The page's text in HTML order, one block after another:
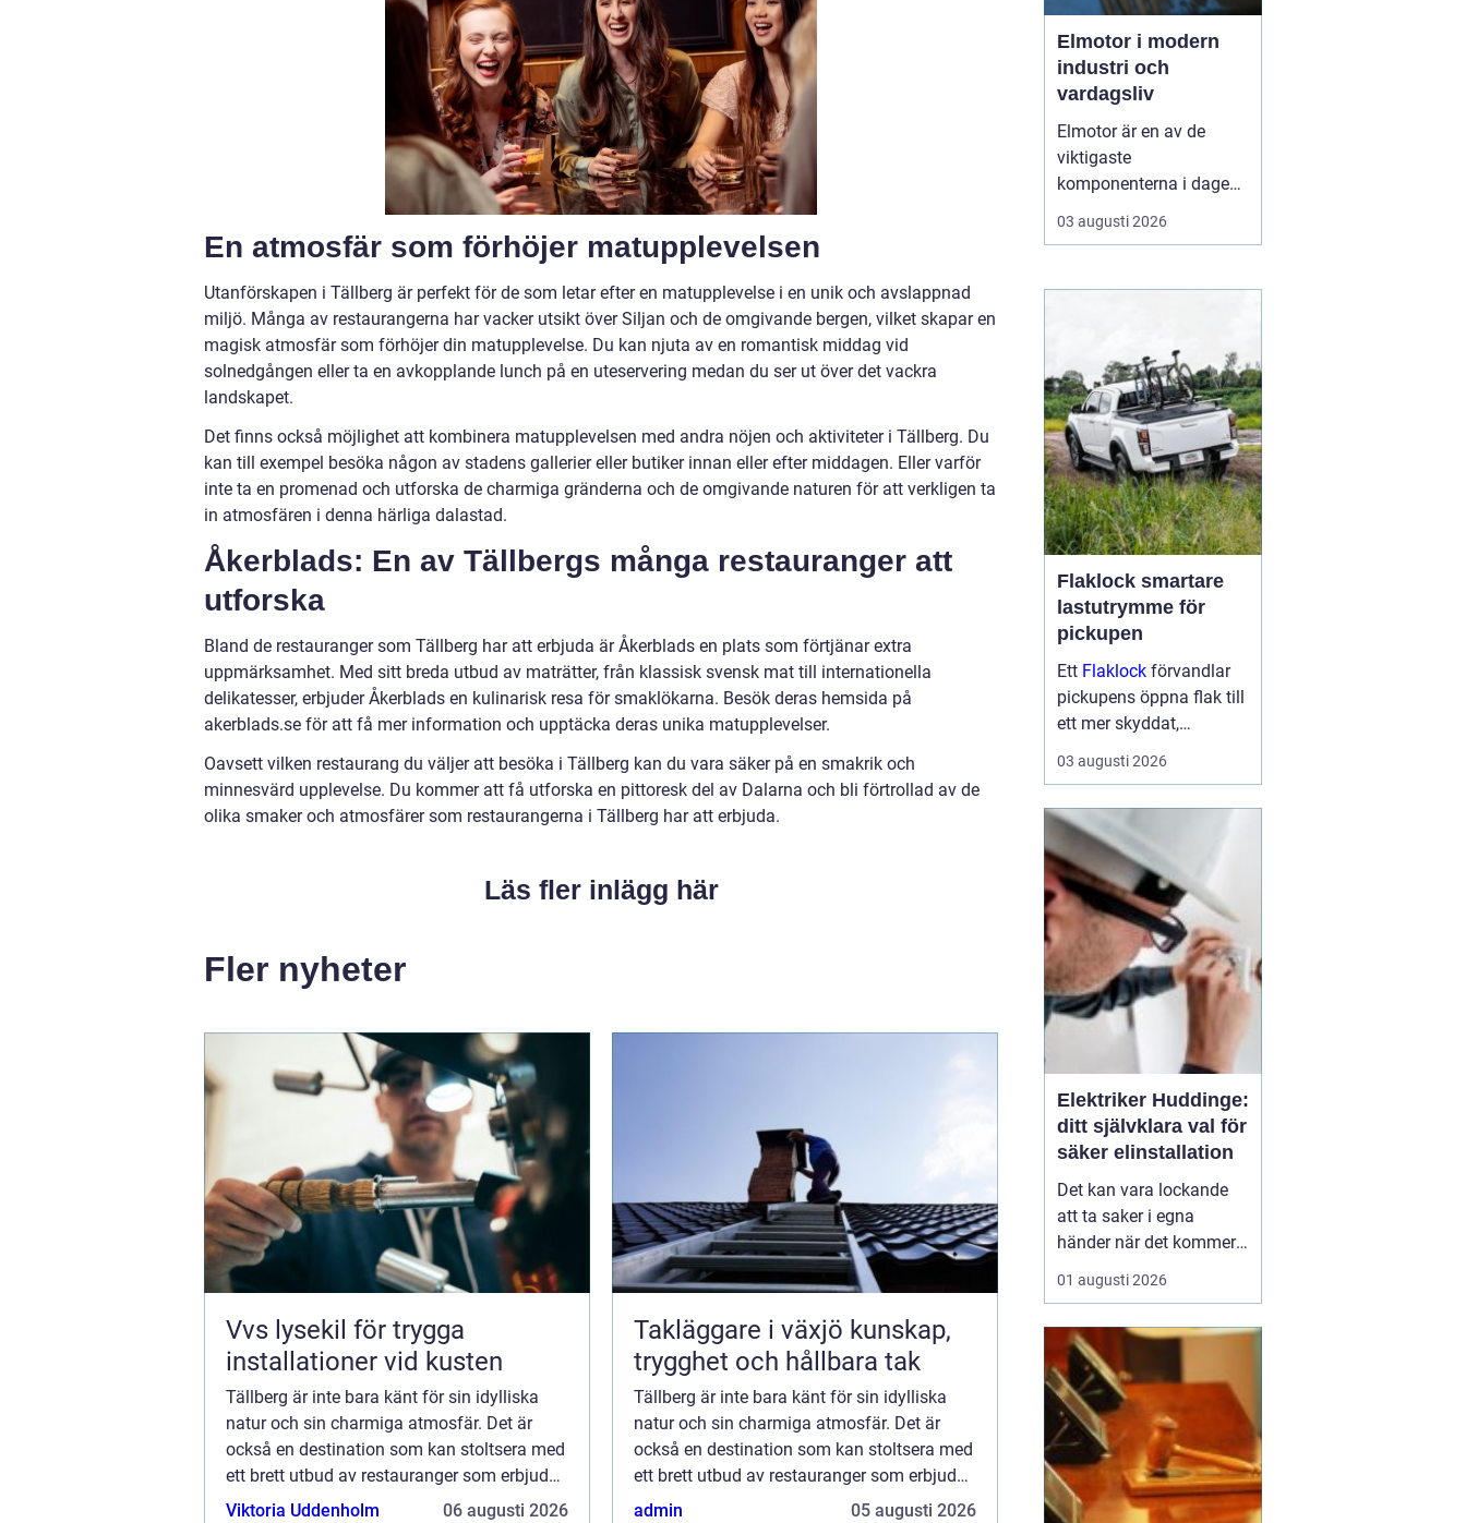
En atmosfär som förhöjer matupplevelsen
Utanförskapen i Tällberg är perfekt för de som letar efter en matupplevelse i en unik och avslappnad
miljö. Många av restaurangerna har vacker utsikt över Siljan och de omgivande bergen, vilket skapar en
magisk atmosfär som förhöjer din matupplevelse. Du kan njuta av en romantisk middag vid
solnedgången eller ta en avkopplande lunch på en uteservering medan du ser ut över det vackra
landskapet.
Det finns också möjlighet att kombinera matupplevelsen med andra nöjen och aktiviteter i Tällberg. Du
kan till exempel besöka någon av stadens gallerier eller butiker innan eller efter middagen. Eller varför
inte ta en promenad och utforska de charmiga gränderna och de omgivande naturen för att verkligen ta
in atmosfären i denna härliga dalastad.
Åkerblads: En av Tällbergs många restauranger att
utforska
Bland de restauranger som Tällberg har att erbjuda är Åkerblads en plats som förtjänar extra
uppmärksamhet. Med sitt breda utbud av maträtter, från klassisk svensk mat till internationella
delikatesser, erbjuder Åkerblads en kulinarisk resa för smaklökarna. Besök deras hemsida på
akerblads.se för att få mer information och upptäcka deras unika matupplevelser.
Oavsett vilken restaurang du väljer att besöka i Tällberg kan du vara säker på en smakrik och
minnesvärd upplevelse. Du kommer att få utforska en pittoresk del av Dalarna och bli förtrollad av de
olika smaker och atmosfärer som restaurangerna i Tällberg har att erbjuda.
Läs fler inlägg här
Fler nyheter
Vvs lysekil för trygga
installationer vid kusten
Tällberg är inte bara känt för sin idylliska
natur och sin charmiga atmosfär. Det är
också en destination som kan stoltsera med
ett brett utbud av restauranger som erbjuder
enastående matupplevelser för ...
Viktoria Uddenholm 06 augusti 2026
Takläggare i växjö kunskap,
trygghet och hållbara tak
Tällberg är inte bara känt för sin idylliska
natur och sin charmiga atmosfär. Det är
också en destination som kan stoltsera med
ett brett utbud av restauranger som erbjuder
enastående matupplevelser för ...
admin 05 augusti 2026
Elmotor i modern
industri och
vardagsliv
Elmotor är en av de
viktigaste
komponenterna i dagens
samhälle, från små
hushållsapparater till
En väl vald och rättskött
03 augusti 2026
Flaklock smartare
lastutrymme för
pickupen
Ett Flaklock förvandlar
pickupens öppna flak till
ett mer skyddat,
praktiskt och ibland
också mer bränslesnålt
är skillnaden tydlig
redan efter första
veckan: mindre stök,
torrar...
03 augusti 2026
Elektriker Huddinge:
ditt självklara val för
säker elinstallation
Det kan vara lockande
att ta saker i egna
händer när det kommer
till hemförbättringar,
men när det handlar om
alltid bäst att vända sig
till ett proffs. I Huddinge
finns det många ...
01 augusti 2026